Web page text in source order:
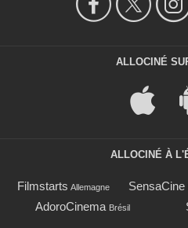
ALLOCINÉ
ALLOCINÉ À
Filmstarts Allemagne SensaCine
AdoroCinema Brésil